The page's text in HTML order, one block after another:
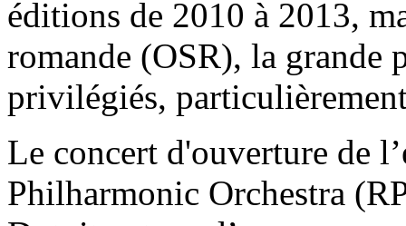
éditions de 2010 à 2013,
romande (OSR), la grande
privilégiés,
Le concert d'ouverture de
Philharmonic Orchestra